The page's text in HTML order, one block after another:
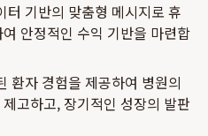
터 기반의 맞춤형 메시지로 휴
안정적인 수익 기반을 마련합
환자 경험을 제공하여 병원의
고하고, 장기적인 성장의 발판